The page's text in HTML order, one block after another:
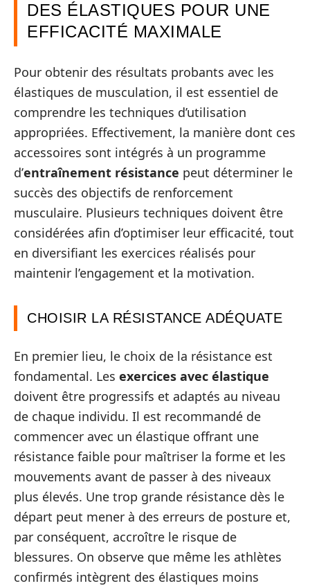
DES ÉLASTIQUES POUR UNE
EFFICACITÉ MAXIMALE
Pour obtenir des résultats probants avec les
élastiques de musculation, il est essentiel de
comprendre les techniques d’utilisation
appropriées. Effectivement, la manière dont ces
accessoires sont intégrés à un programme
d’entraînement résistance peut déterminer le
succès des objectifs de renforcement
musculaire. Plusieurs techniques doivent être
considérées afin d’optimiser leur efficacité, tout
en diversifiant les exercices réalisés pour
maintenir l’engagement et la motivation.
CHOISIR LA RÉSISTANCE ADÉQUATE
En premier lieu, le choix de la résistance est
fondamental. Les exercices avec élastique
doivent être progressifs et adaptés au niveau
de chaque individu. Il est recommandé de
commencer avec un élastique offrant une
résistance faible pour maîtriser la forme et les
mouvements avant de passer à des niveaux
plus élevés. Une trop grande résistance dès le
départ peut mener à des erreurs de posture et,
par conséquent, accroître le risque de
blessures. On observe que même les athlètes
confirmés intègrent des élastiques moins